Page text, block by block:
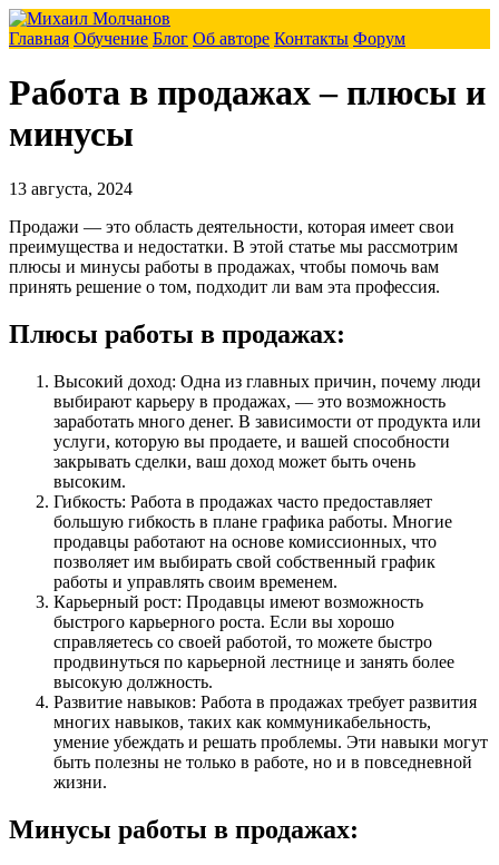
Главная Обучение Блог Об авторе Контакты Форум
Работа в продажах – плюсы и
минусы
13 августа, 2024
Продажи — это область деятельности, которая имеет свои
преимущества и недостатки. В этой статье мы рассмотрим
плюсы и минусы работы в продажах, чтобы помочь вам
принять решение о том, подходит ли вам эта профессия.
Плюсы работы в продажах:
Высокий доход: Одна из главных причин, почему люди
выбирают карьеру в продажах, — это возможность
заработать много денег. В зависимости от продукта или
услуги, которую вы продаете, и вашей способности
закрывать сделки, ваш доход может быть очень
высоким.
Гибкость: Работа в продажах часто предоставляет
большую гибкость в плане графика работы. Многие
продавцы работают на основе комиссионных, что
позволяет им выбирать свой собственный график
работы и управлять своим временем.
Карьерный рост: Продавцы имеют возможность
быстрого карьерного роста. Если вы хорошо
справляетесь со своей работой, то можете быстро
продвинуться по карьерной лестнице и занять более
высокую должность.
Развитие навыков: Работа в продажах требует развития
многих навыков, таких как коммуникабельность,
умение убеждать и решать проблемы. Эти навыки могут
быть полезны не только в работе, но и в повседневной
жизни.
Минусы работы в продажах: